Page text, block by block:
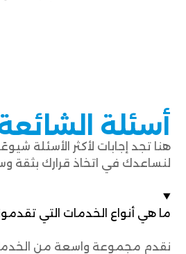
أسئلة
هنا تجد إجابات لأكثر الأسئلة
لنساعدك في اتخاذ قرارك بثقة
ما هي أنواع الخدمات التي
نقدم مجموعة واسعة من